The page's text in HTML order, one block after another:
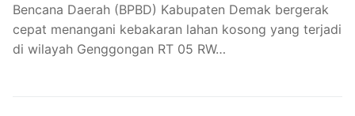
Bencana Daerah (BPBD) Kabupaten Demak bergerak
cepat menangani kebakaran lahan kosong yang terjadi
di wilayah Genggongan RT 05 RW…